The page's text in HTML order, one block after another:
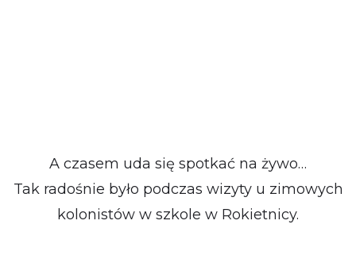
A czasem uda się spotkać na żywo…
Tak radośnie było podczas wizyty u zimowych
kolonistów w szkole w Rokietnicy.